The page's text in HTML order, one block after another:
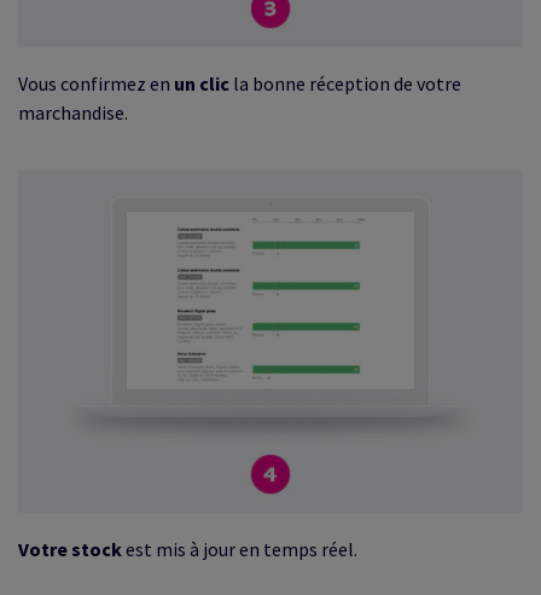
Vous confirmez en un clic la bonne réception de votre
marchandise.
Votre stockest mis à jour en temps réel.